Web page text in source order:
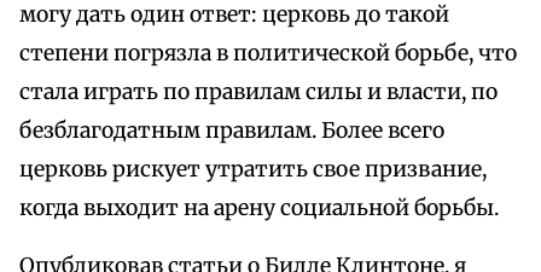
могу дать один ответ: церковь до такой
степени погрязла в политической борьбе, что
стала играть по правилам силы и власти, по
безблагодатным правилам. Более всего
церковь рискует утратить свое призвание,
когда выходит на арену социальной борьбы.
Опубликовав статьи о Билле Клинтоне, я